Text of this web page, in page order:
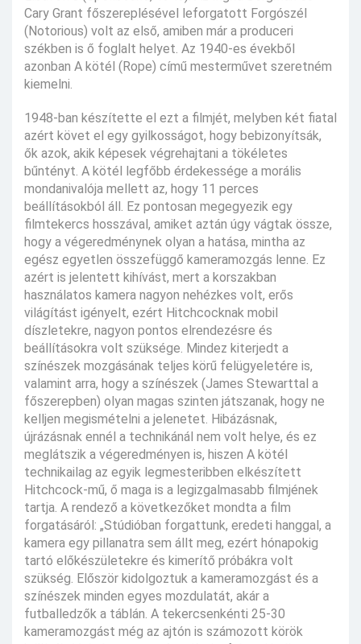
Cary Grant főszereplésével leforgatott Forgószél
(Notorious) volt az első, amiben már a produceri
székben is ő foglalt helyet. Az 1940-es évekből
azonban A kötél (Rope) című mesterművet szeretném
kiemelni.
1948-ban készítette el ezt a filmjét, melyben két fiatal
azért követ el egy gyilkosságot, hogy bebizonyítsák,
ők azok, akik képesek végrehajtani a tökéletes
bűntényt. A kötél legfőbb érdekessége a morális
mondanivalója mellett az, hogy 11 perces
beállításokból áll. Ez pontosan megegyezik egy
filmtekercs hosszával, amiket aztán úgy vágtak össze,
hogy a végeredménynek olyan a hatása, mintha az
egész egyetlen összefüggő kameramozgás lenne. Ez
azért is jelentett kihívást, mert a korszakban
használatos kamera nagyon nehézkes volt, erős
világítást igényelt, ezért Hitchcocknak mobil
díszletekre, nagyon pontos elrendezésre és
beállításokra volt szüksége. Mindez kiterjedt a
színészek mozgásának teljes körű felügyeletére is,
valamint arra, hogy a színészek (James Stewarttal a
főszerepben) olyan magas szinten játszanak, hogy ne
kelljen megismételni a jelenetet. Hibázásnak,
újrázásnak ennél a technikánál nem volt helye, és ez
meglátszik a végeredményen is, hiszen A kötél
technikailag az egyik legmesteribben elkészített
Hitchcock-mű, ő maga is a legizgalmasabb filmjének
tartja. A rendező a következőket mondta a film
forgatásáról: „Stúdióban forgattunk, eredeti hanggal, a
kamera egy pillanatra sem állt meg, ezért hónapokig
tartó előkészületekre és kimerítő próbákra volt
szükség. Először kidolgoztuk a kameramozgást és a
színészek minden egyes mozdulatát, akár a
futballedzők a táblán. A tekercsenkénti 25-30
kameramozgást még az ajtón is számozott körök